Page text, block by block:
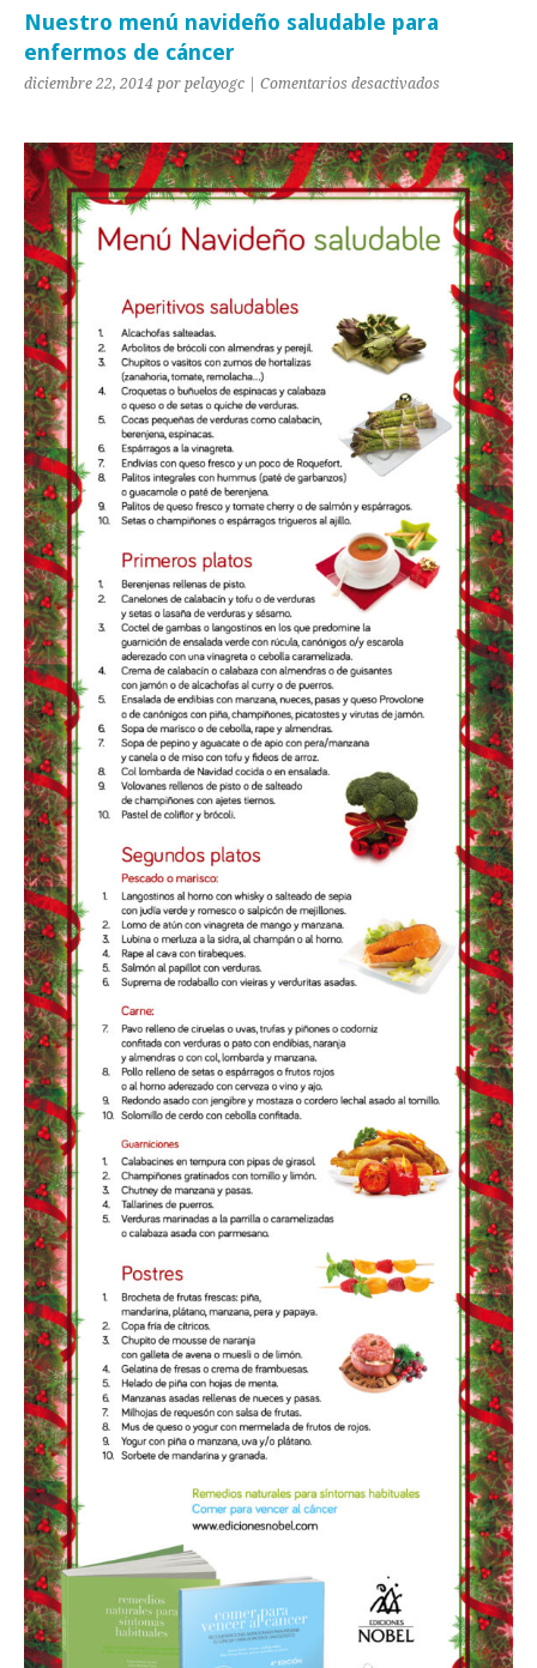
Nuestro menú navideño saludable para
enfermos de cáncer
diciembre 22, 2014 por pelayogc | Comentarios desactivadosen
navideño
saludable
para
enfermos
de
cáncer